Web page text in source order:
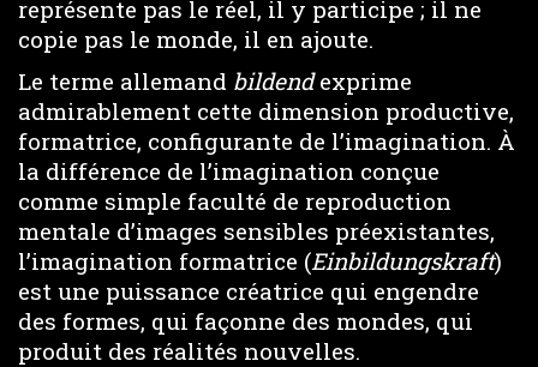
représente pas le réel, il y participe ; il ne
copie pas le monde, il en ajoute.
Le terme allemand bildendexprime
admirablement cette dimension productive,
formatrice, configurante de l’imagination. À
la différence de l’imagination conçue
comme simple faculté de reproduction
mentale d’images sensibles préexistantes,
l’imagination formatrice (Einbildungskraft)
est une puissance créatrice qui engendre
des formes, qui façonne des mondes, qui
produit des réalités nouvelles.